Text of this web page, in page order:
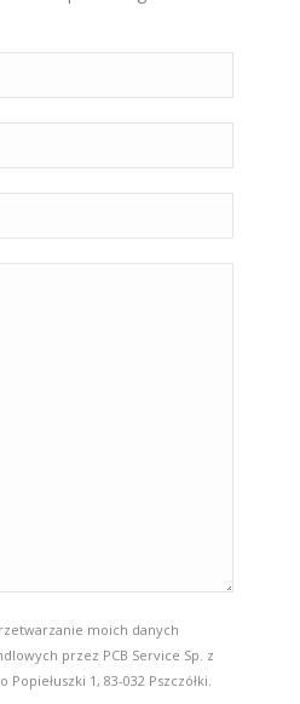
moich danych
przez PCB Service Sp. z
Popiełuszki 1, 83-032 Pszczółki.